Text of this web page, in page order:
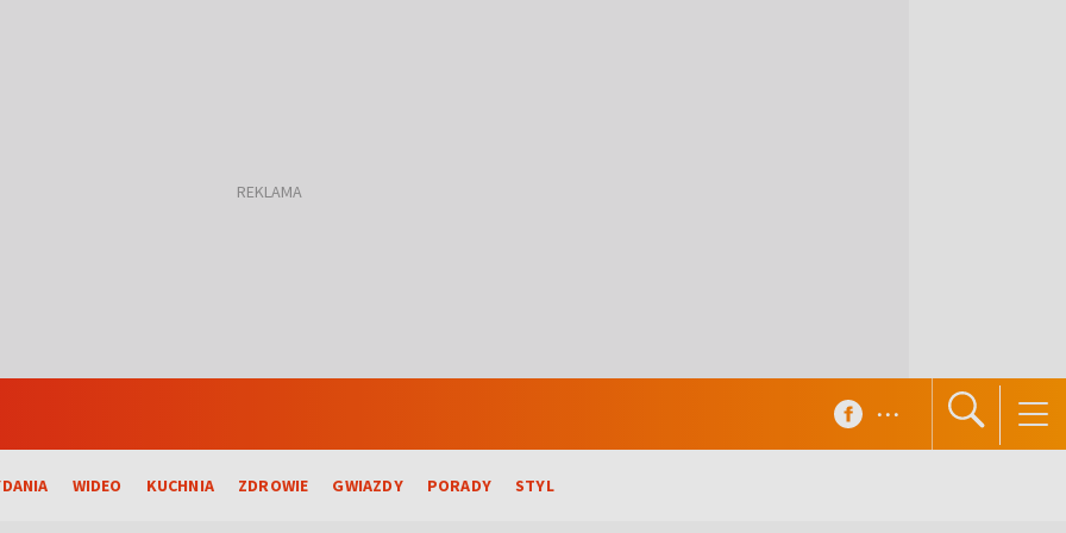
WIDEO KUCHNIA ZDROWIE GWIAZDY PORADY STYL
...